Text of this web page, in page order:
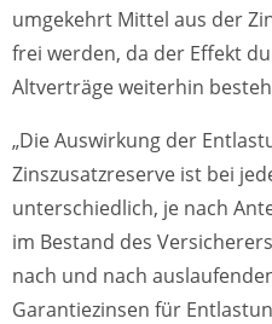
umgekehrt Mittel aus der
frei werden, da der Effekt
Altverträge weiterhin
„Die Auswirkung der
Zinszusatzreserve ist bei
unterschiedlich, je nach
im Bestand des
nach und nach
Garantiezinsen für